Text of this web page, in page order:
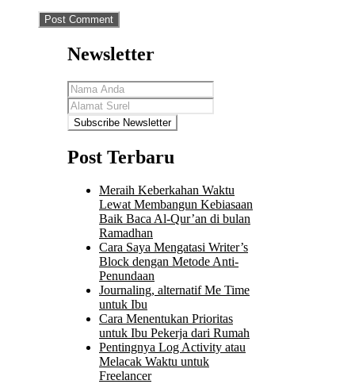
Newsletter
Post Terbaru
Meraih Keberkahan Waktu
Lewat Membangun Kebiasaan
Baik Baca Al-Qur’an di bulan
Ramadhan
Cara Saya Mengatasi Writer’s
Block dengan Metode Anti-
Penundaan
Journaling, alternatif Me Time
untuk Ibu
Cara Menentukan Prioritas
untuk Ibu Pekerja dari Rumah
Pentingnya Log Activity atau
Melacak Waktu untuk
Freelancer